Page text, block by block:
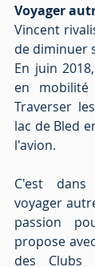
Voyager
Vincent
de diminuer
En juin
en
Traverser
lac de Bled
l'avion.
C'est
voyager
passion
propose
des Clubs